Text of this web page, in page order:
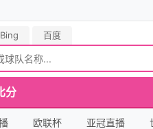
Bing 百度
分
欧联杯 亚冠直播